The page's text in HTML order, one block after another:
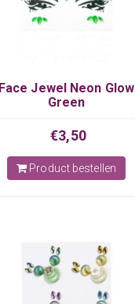
Face Jewel Neon Glow
Green
€3,50
Product bestellen